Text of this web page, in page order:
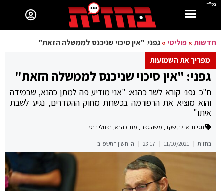
בס"ד
חדשות»פוליטי»גפני: "אין סיכוי שניכנס לממשלה הזאת"
מפריך את השמועות
גפני: "אין סיכוי שניכנס לממשלה הזאת"
ח"כ גפני קורא לשר כהנא: "אני מודיע פה למתן כהנא, שבמידה
והוא מוציא את הרפורמה בכשרות מחוק ההסדרים, נגיע לשבת
איתו"
תגיות: איילת שקד, משה גפני, מתן כהנא, נפתלי בנט
בחזית 11/10/2021
23:17 ה' חשון התשפ"ב